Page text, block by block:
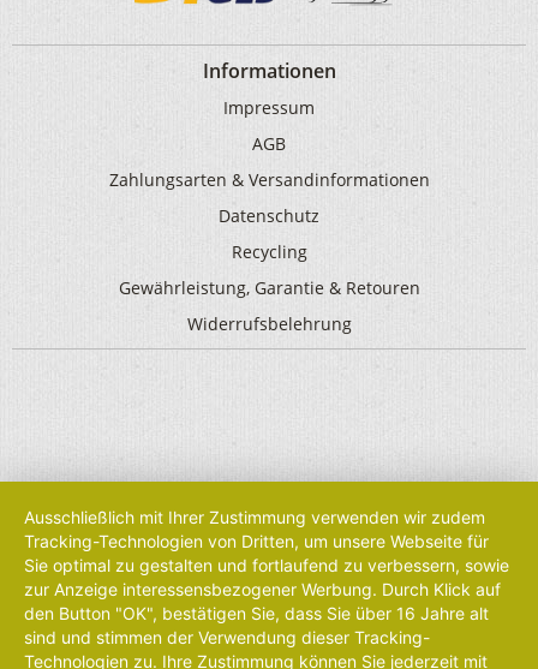
Informationen
Impressum
AGB
Zahlungsarten & Versandinformationen
Datenschutz
Recycling
Gewährleistung, Garantie & Retouren
Widerrufsbelehrung
Ausschließlich mit Ihrer Zustimmung verwenden wir zudem
Tracking-Technologien von Dritten, um unsere Webseite für
Sie optimal zu gestalten und fortlaufend zu verbessern, sowie
zur Anzeige interessensbezogener Werbung. Durch Klick auf
den Button "OK", bestätigen Sie, dass Sie über 16 Jahre alt
sind und stimmen der Verwendung dieser Tracking-
Technologien zu. Ihre Zustimmung können Sie jederzeit mit